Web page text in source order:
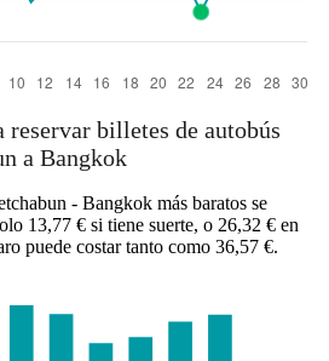
billetes de autobús
a Bangkok
- Bangkok más baratos se
13,77 € si tiene suerte, o 26,32 € en
puede costar tanto como 36,57 €.